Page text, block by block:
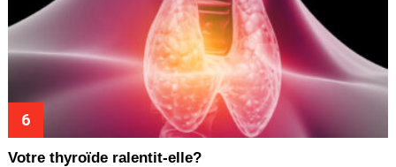
Votre thyroïde ralentit-elle?